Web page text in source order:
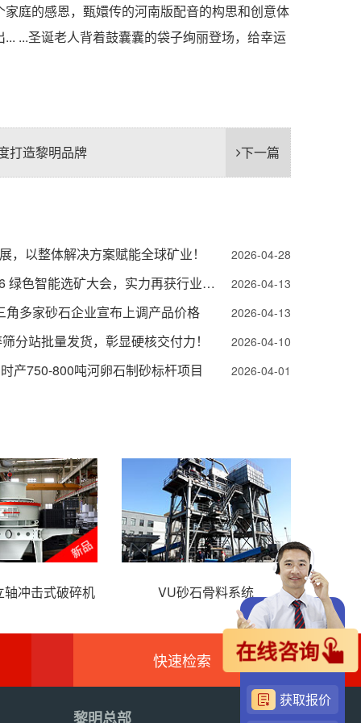
庭的感恩，甄嬛传的河南版配音的构思和创意体
...圣诞老人背着鼓囊囊的袋子绚丽登场，给幸运
下一篇
打造黎明品牌
2026-04-28
，以整体解决方案赋能全球矿业！
2026-04-13
载誉收官｜黎明重工亮相 2026 绿色智能选矿大会，实力再获行业认可！
2026-04-13
多家砂石企业宣布上调产品价格
2026-04-10
分站批量发货，彰显硬核交付力！
2026-04-01
产750-800吨河卵石制砂标杆项目
轴冲击式破碎机 VU砂石骨料系统
快速检索
黎明总部
在线咨询
获取报价